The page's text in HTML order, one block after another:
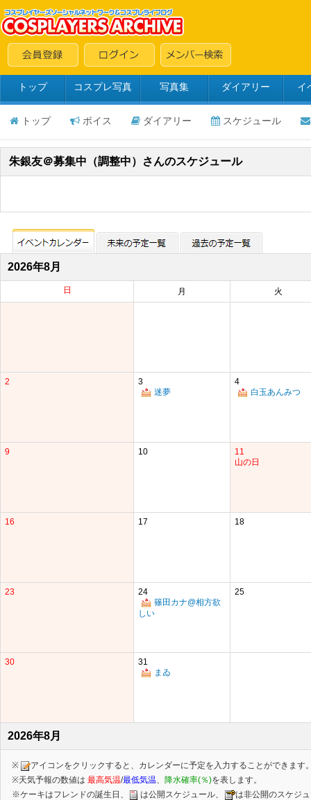
トップ コスプレ写真 写真集 ダイアリー イ
トップ ボイス ダイアリー スケジュール
朱銀友＠募集中（調整中）さんのスケジュール
2026年8月
日 月 火
2
3
迷夢
4
白玉あんみつ
9 10
11
山の日
16 17 18
23
24
篠田カナ@相方欲
しい
25
30
31
まゐ
2026年8月
※
アイコンをクリックすると、カレンダーに予定を入力することができます
※天気予報の数値は 最高気温/最低気温、 降水確率(％)を表します。
※ケーキはフレンドの誕生日、
は公開スケジュール、
は非公開のスケジ